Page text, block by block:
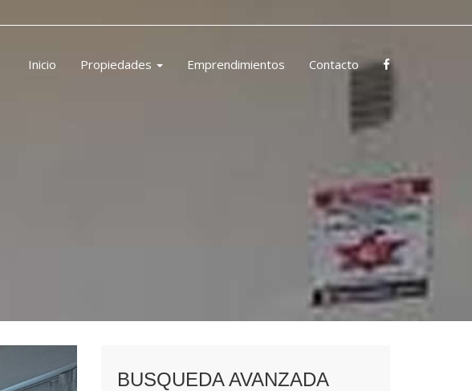
Inicio Propiedades Emprendimientos Contacto
BUSQUEDA AVANZADA